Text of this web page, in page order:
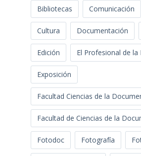
Bibliotecas
Comunicación
Cultura Documentación
Edición El Profesional de
Exposición
Facultad Ciencias de la
Facultad de Ciencias de la
Fotodoc Fotografía